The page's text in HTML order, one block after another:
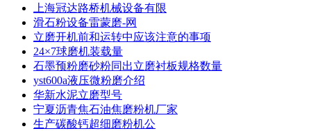
上海冠达路桥机械设备有限
滑石粉设备雷蒙磨-网
立磨开机前和运转中应该注意的事项
24×7球磨机装载量
石墨预粉磨砂粉同出立磨衬板规格数量
yst600a液压微粉磨介绍
华新水泥立磨型号
宁夏沥青焦石油焦磨粉机厂家
生产碳酸钙超细磨粉机公